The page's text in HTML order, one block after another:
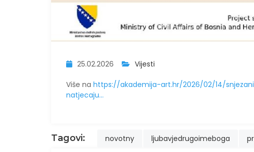
25.02.2026 Vijesti
Više na https://akademija-art.hr/2026/02/14/
natjecaju...
Tagovi: novotny ljubavjedrugoimeboga